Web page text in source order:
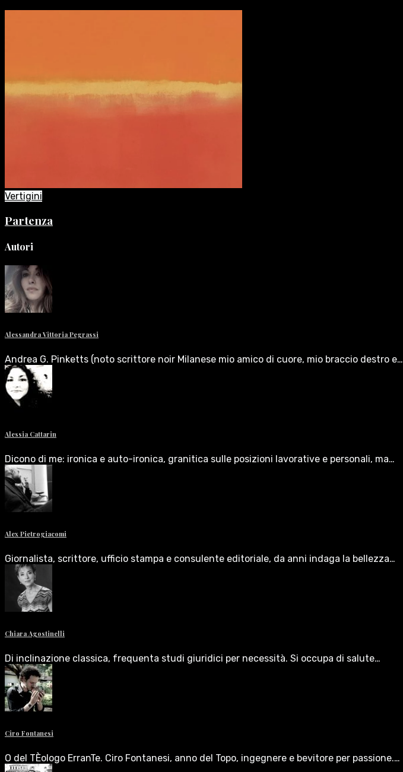
Vertigini
Partenza
Autori
Alessandra Vittoria Pegrassi
Andrea G. Pinketts (noto scrittore noir Milanese mio amico di cuore, mio braccio destro e…
Alessia Cattarin
Dicono di me: ironica e auto-ironica, granitica sulle posizioni lavorative e personali, ma…
Alex Pietrogiacomi
Giornalista, scrittore, ufficio stampa e consulente editoriale, da anni indaga la bellezza…
Chiara Agostinelli
Di inclinazione classica, frequenta studi giuridici per necessità. Si occupa di salute…
Ciro Fontanesi
O del TÈologo ErranTe. Ciro Fontanesi, anno del Topo, ingegnere e bevitore per passione.…